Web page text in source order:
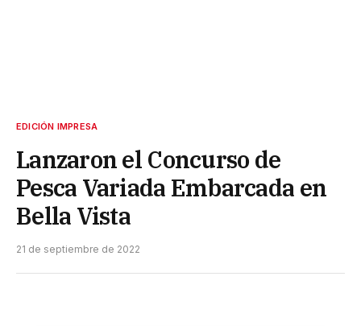
EDICIÓN IMPRESA
Lanzaron el Concurso de
Pesca Variada Embarcada en
Bella Vista
21 de septiembre de 2022